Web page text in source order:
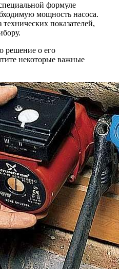
формуле
мощность насоса.
показателей,
решение о его
некоторые важные